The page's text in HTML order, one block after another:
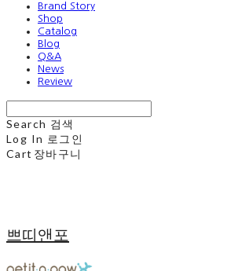
Brand Story
Shop
Catalog
Blog
Q&A
News
Review
Search 검색
Log In 로그인
Cart 장바구니
쁘띠앤포